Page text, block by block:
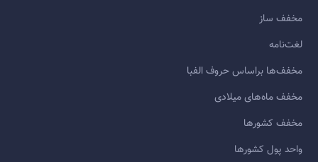
مخفف ساز
لغت‌نامه
مخفف‌ها براساس حروف الفبا
مخفف ماه‌های میلادی
مخفف کشورها
واحد پول کشورها